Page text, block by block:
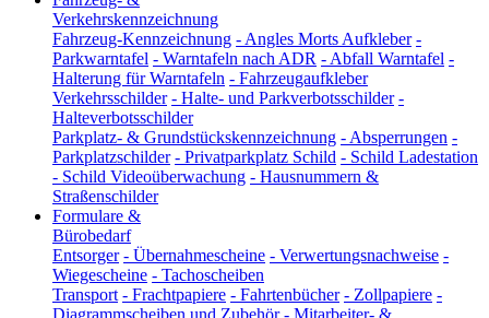
Verkehrskennzeichnung
Fahrzeug-Kennzeichnung - Angles Morts Aufkleber -
Parkwarntafel - Warntafeln nach ADR - Abfall Warntafel -
Halterung für Warntafeln - Fahrzeugaufkleber
Verkehrsschilder - Halte- und Parkverbotsschilder -
Halteverbotsschilder
Parkplatz- & Grundstückskennzeichnung - Absperrungen -
Parkplatzschilder - Privatparkplatz Schild - Schild Ladestation
- Schild Videoüberwachung - Hausnummern &
Straßenschilder
Formulare &
Bürobedarf
Entsorger - Übernahmescheine - Verwertungsnachweise -
Wiegescheine - Tachoscheiben
Transport - Frachtpapiere - Fahrtenbücher - Zollpapiere -
Diagrammscheiben und Zubehör - Mitarbeiter- &